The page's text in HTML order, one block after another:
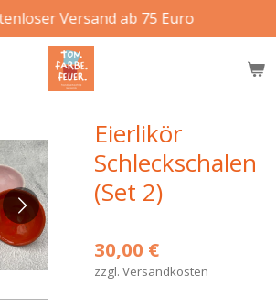
Versand ab 75 Euro
Eierlikör
Schleckschalen
(Set 2)
30,00 €
zzgl. Versandkosten